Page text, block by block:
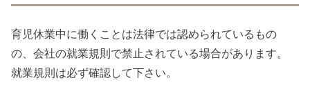
育児休業中に働くことは法律では認められているもの
の、会社の就業規則で禁止されている場合があります。
就業規則は必ず確認して下さい。